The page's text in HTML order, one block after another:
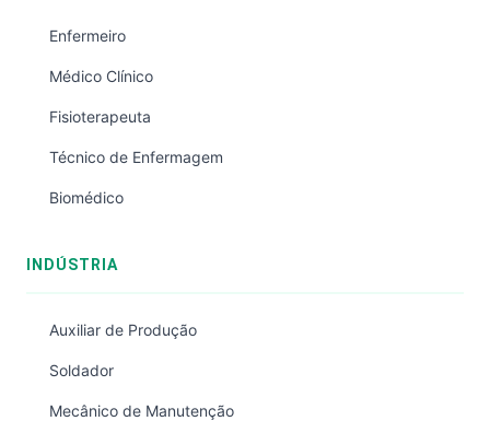
Enfermeiro
Médico Clínico
Fisioterapeuta
Técnico de Enfermagem
Biomédico
INDÚSTRIA
Auxiliar de Produção
Soldador
Mecânico de Manutenção